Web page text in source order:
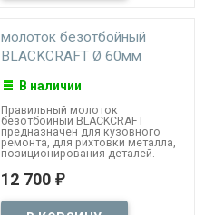
молоток безотбойный
BLACKCRAFT Ø 60мм
В наличии
Правильный молоток
безотбойный BLACKCRAFT
предназначен для кузовного
ремонта, для рихтовки металла,
позиционирования деталей.
12 700 ₽